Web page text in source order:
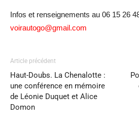
Infos et renseignements au 06 15 26
voirautogo@gmail.com
Article précédent
Haut-Doubs. La Chenalotte :
une conférence en mémoire
de Léonie Duquet et Alice
Domon